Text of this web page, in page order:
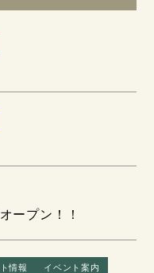
ープン！！
情報 イベント案内